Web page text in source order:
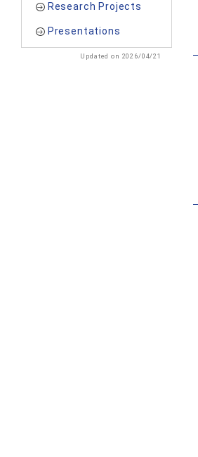
Research Projects
Presentations
Updated on 2026/04/21